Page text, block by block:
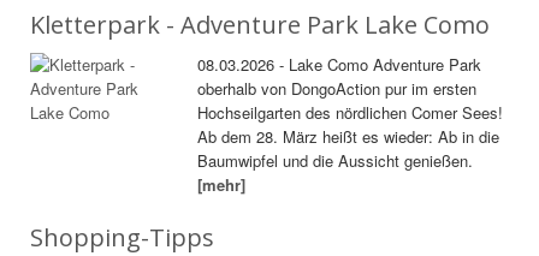
Kletterpark - Adventure Park Lake Como
08.03.2026 - Lake Como Adventure Park
oberhalb von DongoAction pur im ersten
Hochseilgarten des nördlichen Comer Sees!
Ab dem 28. März heißt es wieder: Ab in die
Baumwipfel und die Aussicht genießen.
[mehr]
Shopping-Tipps